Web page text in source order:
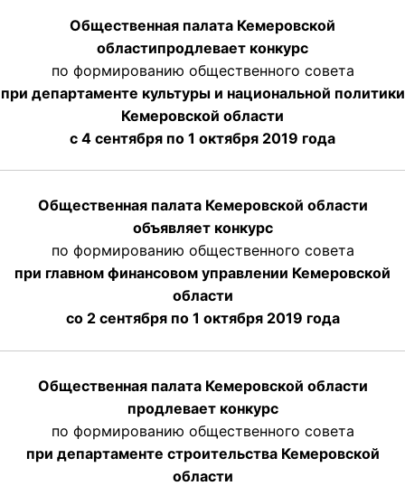
Общественная палата Кемеровской
областипродлевает конкурс
по формированию общественного совета
при департаменте культуры и национальной политики
Кемеровской области
с 4 сентября по 1 октября 2019 года
Общественная палата Кемеровской области
объявляет конкурс
по формированию общественного совета
при главном финансовом управлении Кемеровской
области
со 2 сентября по 1 октября 2019 года
Общественная палата Кемеровской области
продлевает конкурс
по формированию общественного совета
при департаменте строительства Кемеровской
области